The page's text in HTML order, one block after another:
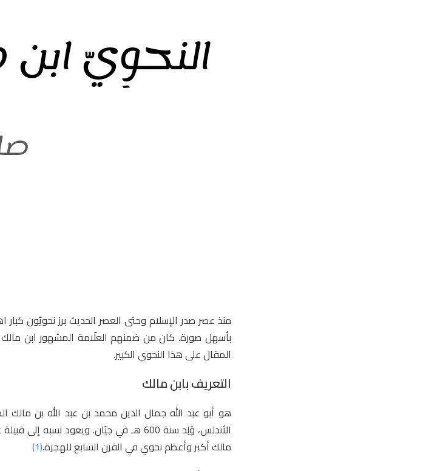
منذ عصر صدر الإسلام وحتى العصر الحديث برز نحويّون كبار
بأسهل صورة. كان من ضمنهم العلّامة المشهور ابن
المقال على هذا النحوي الكبير.
التعريف بابن مالك
هو أبو عبد الله جمال الدين محمد بن عبد الله بن مالك
الأندلس، وُلِد سنة 600 هـ في جيّان. ويعود
مالك أكبر وأعظم نحوي في القرن السابع للهجرة.(1)